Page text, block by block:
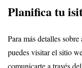
Planifica tu
Para más detalles
puedes visitar el sitio
comunicarte a través